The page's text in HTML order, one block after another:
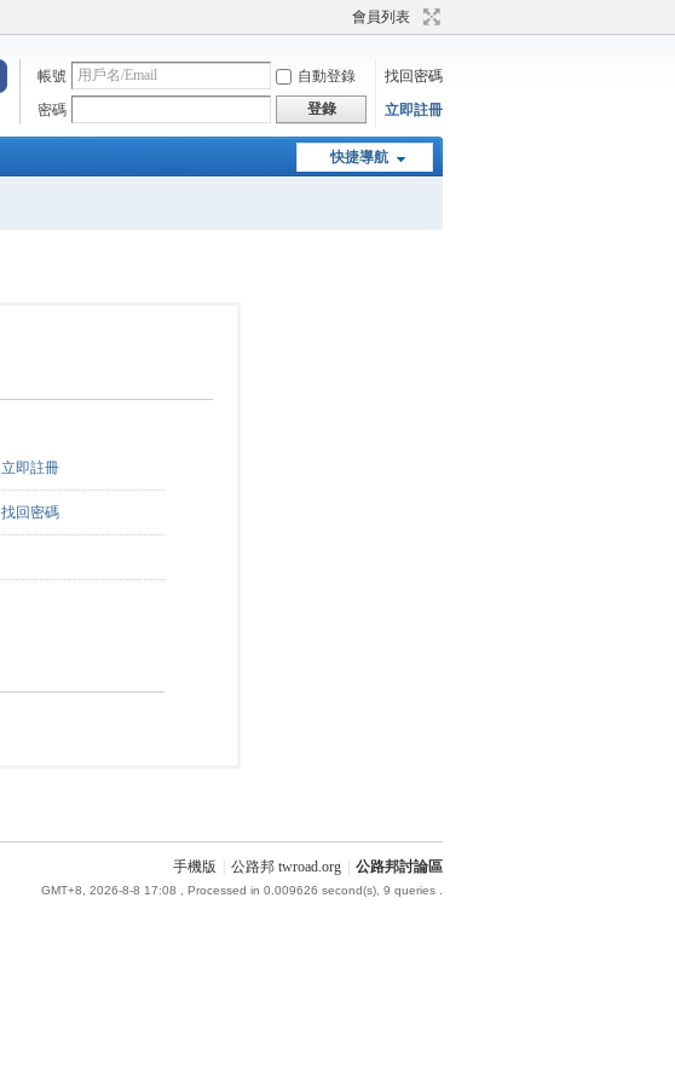
會員列表
帳號 自動登錄
找回密碼
密碼
登錄 立即註冊
快捷導航
立即註冊
找回密碼
手機版 公路邦 twroad.org 公路邦討論區
GMT+8, 2026-8-8 17:08 , Processed in 0.009626 second(s), 9 queries .